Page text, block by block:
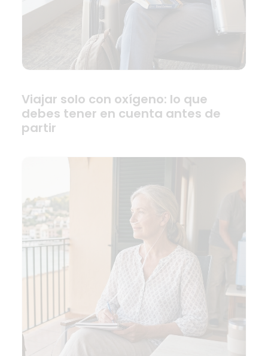
Viajar solo con oxígeno: lo que
debes tener en cuenta antes de
partir